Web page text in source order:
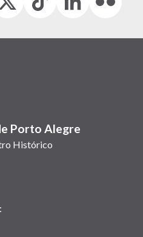
(link
em
(link
em
(link
em
Porto Alegre
Histórico